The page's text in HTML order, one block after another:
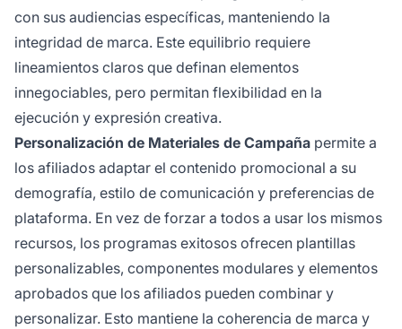
con sus audiencias específicas, manteniendo la
integridad de marca. Este equilibrio requiere
lineamientos claros que definan elementos
innegociables, pero permitan flexibilidad en la
ejecución y expresión creativa.
Personalización de Materiales de Campaña permite a
los afiliados adaptar el contenido promocional a su
demografía, estilo de comunicación y preferencias de
plataforma. En vez de forzar a todos a usar los mismos
recursos, los programas exitosos ofrecen plantillas
personalizables, componentes modulares y elementos
aprobados que los afiliados pueden combinar y
personalizar. Esto mantiene la coherencia de marca y